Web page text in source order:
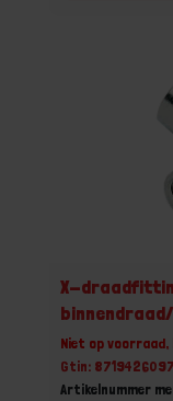
X-
Niet op
Gtin:
Artikelnummer